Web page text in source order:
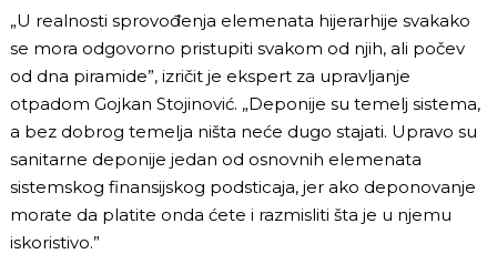
„U realnosti sprovođenja elemenata hijerarhije svakako
se mora odgovorno pristupiti svakom od njih, ali počev
od dna piramide”, izričit je ekspert za upravljanje
otpadom Gojkan Stojinović. „Deponije su temelj sistema,
a bez dobrog temelja ništa neće dugo stajati. Upravo su
sanitarne deponije jedan od osnovnih elemenata
sistemskog finansijskog podsticaja, jer ako deponovanje
morate da platite onda ćete i razmisliti šta je u njemu
iskoristivo.”